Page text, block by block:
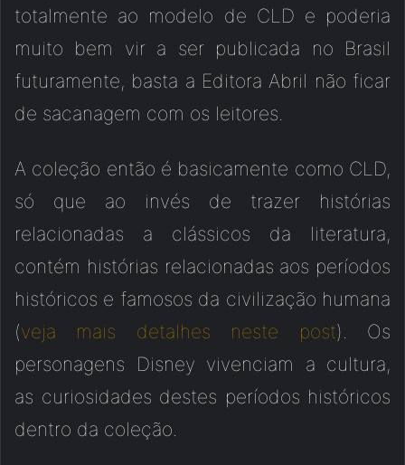
totalmente ao modelo de CLD e poderia
muito bem vir a ser publicada no Brasil
futuramente, basta a Editora Abril não ficar
de sacanagem com os leitores.
A coleção então é basicamente como CLD,
só que ao invés de trazer histórias
relacionadas a clássicos da literatura,
contém histórias relacionadas aos períodos
históricos e famosos da civilização humana
(veja mais detalhes neste post). Os
personagens Disney vivenciam a cultura,
as curiosidades destes períodos históricos
dentro da coleção.